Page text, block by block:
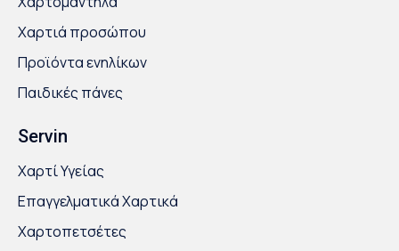
Χαρτιά προσώπου
Προϊόντα ενηλίκων
Παιδικές πάνες
Servin
Χαρτί Υγείας
Επαγγελματικά Χαρτικά
Χαρτοπετσέτες